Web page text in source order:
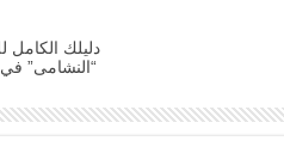
دليلك الكامل
“النشامى” في